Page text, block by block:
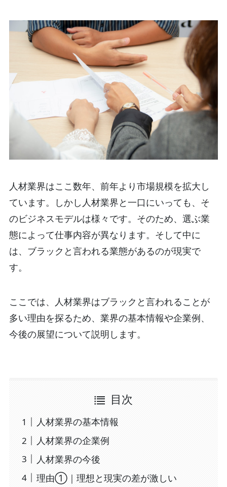
人材業界はここ数年、前年より市場規模を拡大し
ています。しかし人材業界と一口にいっても、そ
のビジネスモデルは様々です。そのため、選ぶ業
態によって仕事内容が異なります。そして中に
は、ブラックと言われる業態があるのが現実で
す。
ここでは、人材業界はブラックと言われることが
多い理由を探るため、業界の基本情報や企業例、
今後の展望について説明します。
目次
人材業界の基本情報
人材業界の企業例
人材業界の今後
理由①｜理想と現実の差が激しい